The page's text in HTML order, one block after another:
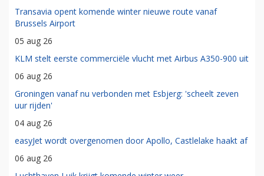
Transavia opent komende winter nieuwe route vanaf
Brussels Airport
05 aug 26
KLM stelt eerste commerciële vlucht met Airbus A350-900 uit
06 aug 26
Groningen vanaf nu verbonden met Esbjerg: 'scheelt zeven
uur rijden'
04 aug 26
easyJet wordt overgenomen door Apollo, Castlelake haakt af
06 aug 26